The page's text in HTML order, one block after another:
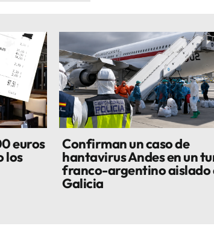
euros
los
Confirman un caso de
hantavirus Andes en un
franco-argentino aislado
Galicia